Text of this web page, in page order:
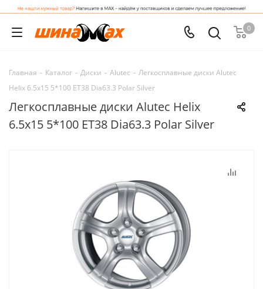
0
Главная - Каталог - Диски - Alutec - Легкосплавные диски Alutec
Helix 6.5x15 5*100 ET38 Dia63.3 Polar Silver
Легкосплавные диски Alutec Helix
6.5x15 5*100 ET38 Dia63.3 Polar Silver